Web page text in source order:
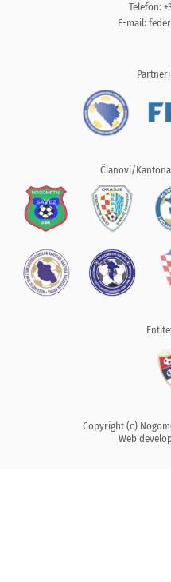
Telefon:
E-mail:
Članovi/
Copyright (c)
Web